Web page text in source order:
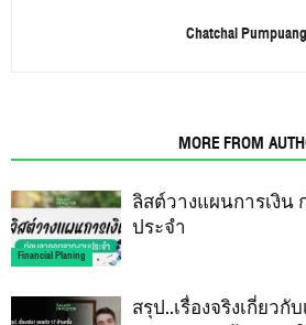
Chatchai Pumpuang
MORE FROM
Financial Planing
ลิสต์วางแผนการเงิน
ประจำ
สรุป..เรื่องจริงเกี่ยวกั